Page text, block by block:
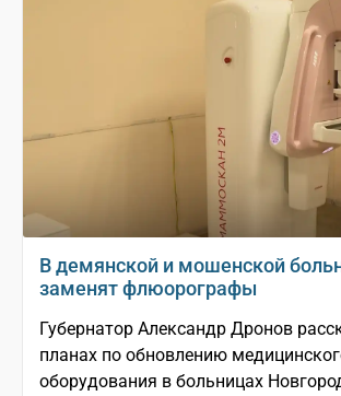
В демянской и мошенской
заменят флюорографы
Губернатор Александр Дронов
планах по обновлению
оборудования в больницах